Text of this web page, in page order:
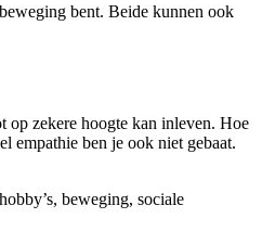
bent. Beide kunnen ook
op zekere hoogte kan inleven. Hoe
empathie ben je ook niet gebaat.
beweging, sociale